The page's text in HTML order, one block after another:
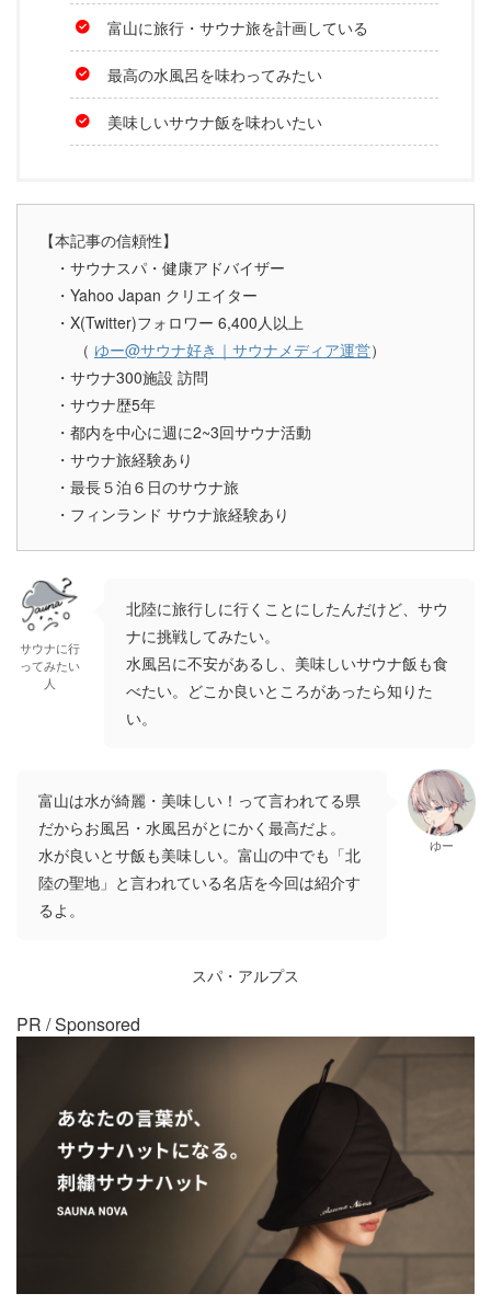
富山に旅行・サウナ旅を計画している
最高の水風呂を味わってみたい
美味しいサウナ飯を味わいたい
【本記事の信頼性】
・サウナスパ・健康アドバイザー
・Yahoo Japan クリエイター
・X(Twitter)フォロワー 6,400人以上
（ ゆー@サウナ好き｜サウナメディア運営）
・サウナ300施設 訪問
・サウナ歴5年
・都内を中心に週に2~3回サウナ活動
・サウナ旅経験あり
・最長５泊６日のサウナ旅
・フィンランド サウナ旅経験あり
サウナに行
ってみたい
人
北陸に旅行しに行くことにしたんだけど、サウ
ナに挑戦してみたい。
水風呂に不安があるし、美味しいサウナ飯も食
べたい。どこか良いところがあったら知りた
い。
富山は水が綺麗・美味しい！って言われてる県
だからお風呂・水風呂がとにかく最高だよ。
水が良いとサ飯も美味しい。富山の中でも「北
陸の聖地」と言われている名店を今回は紹介す
るよ。
ゆー
スパ・アルプス
PR / Sponsored